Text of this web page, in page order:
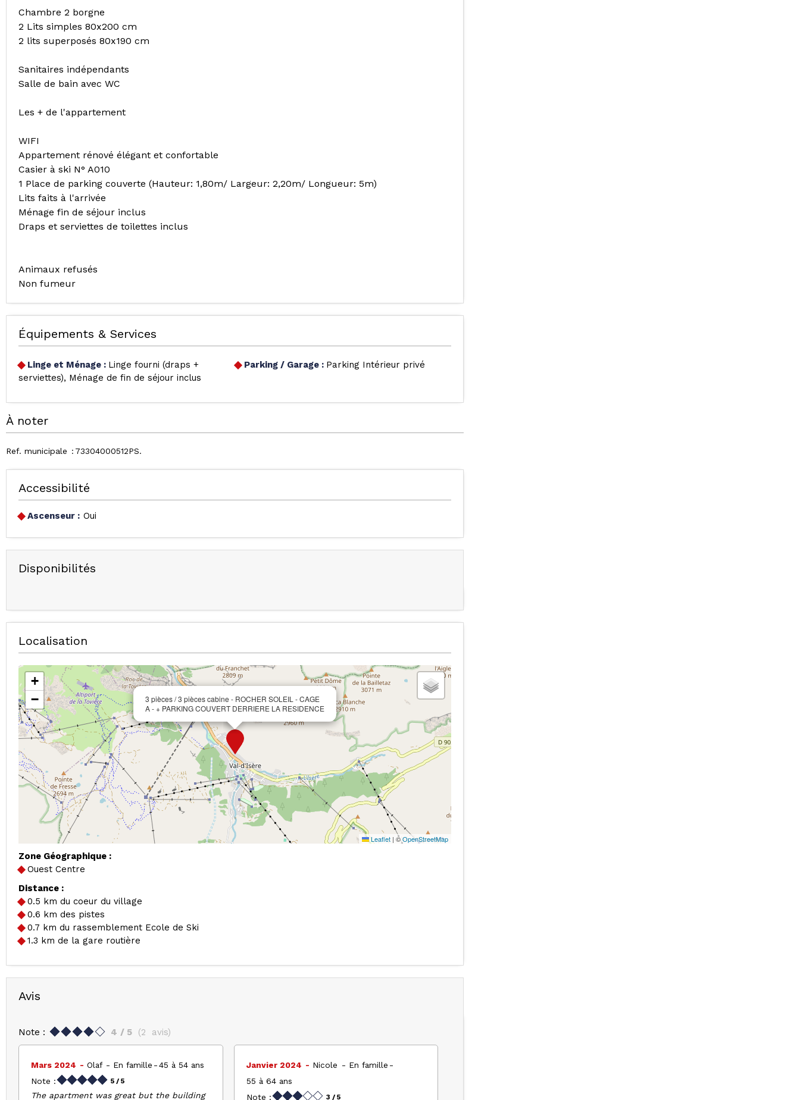
Chambre 2 borgne
2 Lits simples 80x200 cm
2 lits superposés 80x190 cm
Sanitaires indépendants
Salle de bain avec WC
Les + de l'appartement
WIFI
Appartement rénové élégant et confortable
Casier à ski N° A010
1 Place de parking couverte (Hauteur: 1,80m/ Largeur: 2,20m/ Longueur: 5m)
Lits faits à l'arrivée
Ménage fin de séjour inclus
Draps et serviettes de toilettes inclus
Animaux refusés
Non fumeur
Équipements & Services
Linge et Ménage : Linge fourni (draps +
serviettes)
Ménage de fin de séjour inclus
Parking / Garage : Parking Intérieur privé
À noter
Ref. municipale 73304000512PS
Accessibilité
Ascenseur : Oui
Disponibilités
Localisation
3 pièces / 3 pièces cabine - ROCHER SOLEIL - CAGE
A - + PARKING COUVERT DERRIERE LA RESIDENCE
+
−
Leaflet | ©OpenStreetMap
Zone Géographique :
Ouest Centre
Distance :
0.5 km du coeur du village
0.6 km des pistes
0.7 km du rassemblement Ecole de Ski
1.3 km de la gare routière
Avis
Note : 4 / 5 (2 avis)
Mars 2024 Olaf En famille
45 à 54 ans
Note :
5 / 5
The apartment was great but the building
Janvier 2024 Nicole
En famille
55 à 64 ans
Note :
3 / 5